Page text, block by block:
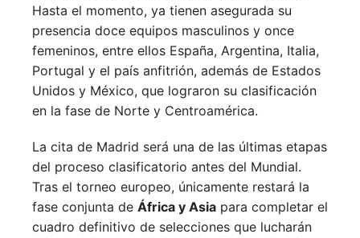
Hasta el momento, ya tienen asegurada su
presencia doce equipos masculinos y once
femeninos, entre ellos España, Argentina, Italia,
Portugal y el país anfitrión, además de Estados
Unidos y México, que lograron su clasificación
en la fase de Norte y Centroamérica.
La cita de Madrid será una de las últimas etapas
del proceso clasificatorio antes del Mundial.
Tras el torneo europeo, únicamente restará la
fase conjunta de África y Asia para completar el
cuadro definitivo de selecciones que lucharán